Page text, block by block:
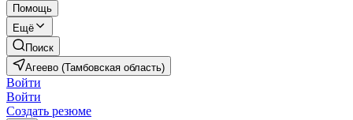
Помощь
Ещё
Поиск
Агеево (Тамбовская область)
Войти
Войти
Создать резюме